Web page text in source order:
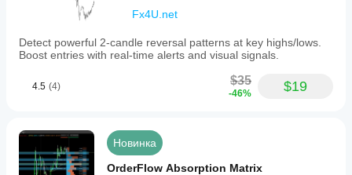
Fx4U.net
Detect powerful 2-candle reversal patterns at key highs/lows.
Boost entries with real-time alerts and visual signals.
4.5 (4) $35
-46% $19
Новинка
OrderFlow Absorption Matrix